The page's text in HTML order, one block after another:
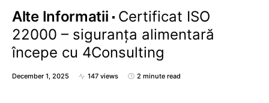
Alte Informatii
Certificat ISO
22000 – siguranța alimentară
începe cu 4Consulting
December 1, 2025 147 views 2 minute read